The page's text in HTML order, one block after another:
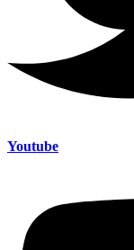
Youtube